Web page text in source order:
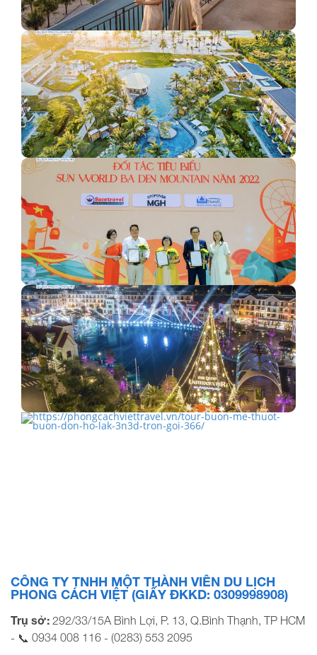
Khám phá thị trấn Địa Trung Hải Phú Quốc
Tận hưởng kỳ nghỉ chữa lành tại Sol By Meliá Phú…
Phong Cách Việt Travel - đối tác tiêu biểu Sun World…
Tọa độ checkin Giáng sinh cực hot tại Phú Quốc
CÔNG TY TNHH MỘT THÀNH VIÊN DU LỊCH
PHONG CÁCH VIỆT (GIẤY ĐKKD: 0309998908)
Trụ sở: 292/33/15A Bình Lợi, P. 13, Q.Bình Thạnh, TP HCM
- 📞 0934 008 116 - (0283) 553 2095